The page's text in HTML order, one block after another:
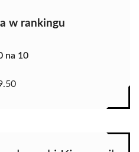
w rankingu
na 10